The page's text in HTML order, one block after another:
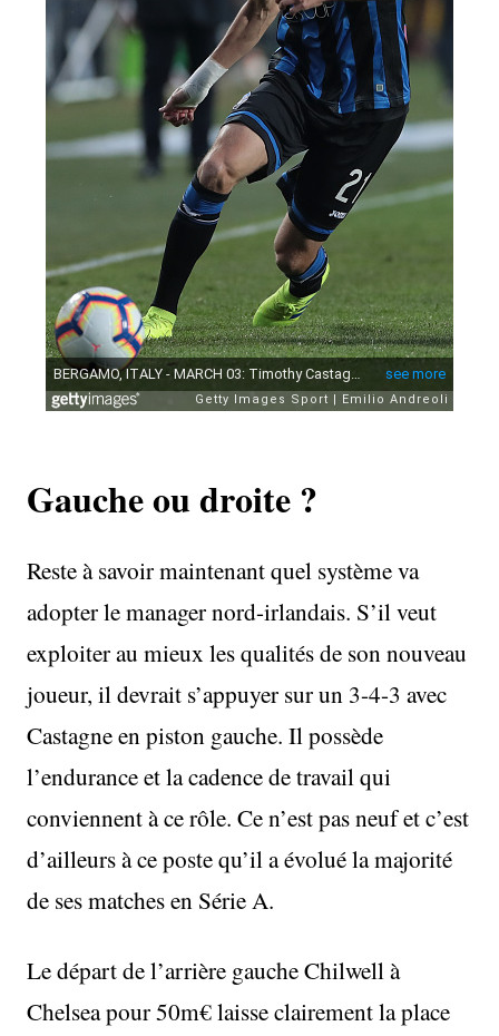
Gauche ou droite ?
Reste à savoir maintenant quel système va
adopter le manager nord-irlandais. S’il veut
exploiter au mieux les qualités de son nouveau
joueur, il devrait s’appuyer sur un 3-4-3 avec
Castagne en piston gauche. Il possède
l’endurance et la cadence de travail qui
conviennent à ce rôle. Ce n’est pas neuf et c’est
d’ailleurs à ce poste qu’il a évolué la majorité
de ses matches en Série A.
Le départ de l’arrière gauche Chilwell à
Chelsea pour 50m€ laisse clairement la place